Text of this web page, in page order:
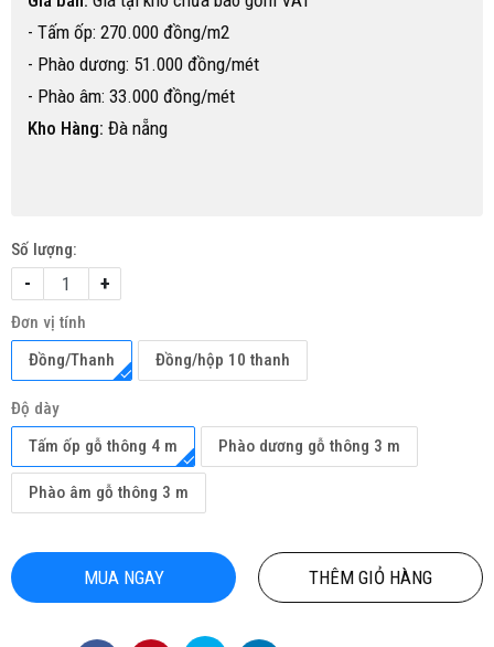
- Tấm ốp: 270.000 đồng/m2
- Phào dương: 51.000 đồng/mét
- Phào âm: 33.000 đồng/mét
Kho Hàng: Đà nẵng
Số lượng:
- +
Đơn vị tính
Đồng/Thanh
Đồng/hộp 10 thanh
Độ dày
Tấm ốp gỗ thông 4 m
Phào dương gỗ thông 3 m
Phào âm gỗ thông 3 m
MUA NGAY THÊM GIỎ HÀNG